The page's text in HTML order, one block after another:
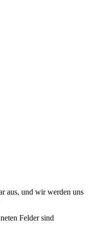
aus, und wir werden uns
Felder sind